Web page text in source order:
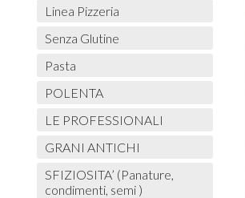
Linea Pizzeria
Senza Glutine
Pasta
POLENTA
LE PROFESSIONALI
GRANI ANTICHI
SFIZIOSITA’ (Panature,
condimenti, semi )